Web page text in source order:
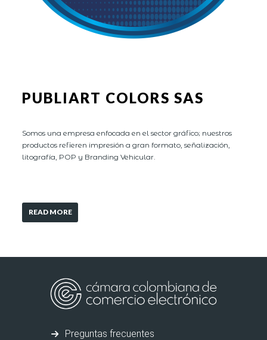
PUBLIART COLORS SAS
Somos una empresa enfocada en el sector gráfico; nuestros
productos refieren impresión a gran formato, señalización,
litografía, POP y Branding Vehicular.
READ MORE
Preguntas frecuentes